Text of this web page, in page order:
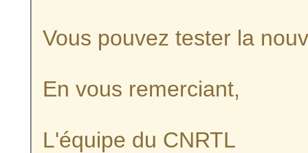
Vous pouvez tester la
En vous remerciant,
L'équipe du CNRTL